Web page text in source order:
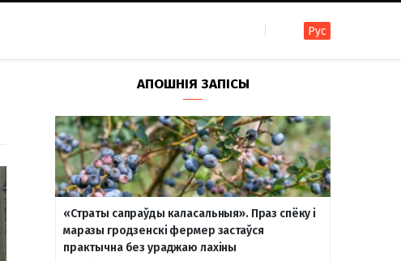
F
a
c
e
I
n
s
t
T
e
l
e
R
S
S
Y
o
u
T
В
к
о
н
Рус
АПОШНІЯ ЗАПІСЫ
«Страты сапраўды каласальныя». Праз спёку і
маразы гродзенскі фермер застаўся
практычна без ураджаю лахіны